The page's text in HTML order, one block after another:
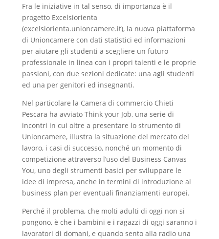
Fra le iniziative in tal senso, di importanza è il
progetto Excelsiorienta
(excelsiorienta.unioncamere.it), la nuova piattaforma
di Unioncamere con dati statistici ed informazioni
per aiutare gli studenti a scegliere un futuro
professionale in linea con i propri talenti e le proprie
passioni, con due sezioni dedicate: una agli studenti
ed una per genitori ed insegnanti.
Nel particolare la Camera di commercio Chieti
Pescara ha avviato Think your Job, una serie di
incontri in cui oltre a presentare lo strumento di
Unioncamere, illustra la situazione del mercato del
lavoro, i casi di successo, nonché un momento di
competizione attraverso l’uso del Business Canvas
You, uno degli strumenti basici per sviluppare le
idee di impresa, anche in termini di introduzione al
business plan per eventuali finanziamenti europei.
Perché il problema, che molti adulti di oggi non si
pongono, è che i bambini e i ragazzi di oggi saranno i
lavoratori di domani, e quando sento alla radio una